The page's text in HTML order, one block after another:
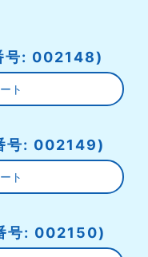
号: 002148)
ト
号: 002149)
ト
号: 002150)